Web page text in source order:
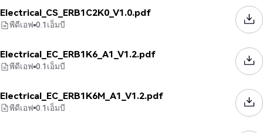
Electrical_CS_ERB1C2K0_V1.0.pdf
พีดีเอฟ 0.1เอ็มบี
Electrical_EC_ERB1K6_A1_V1.2.pdf
พีดีเอฟ 0.1เอ็มบี
Electrical_EC_ERB1K6M_A1_V1.2.pdf
พีดีเอฟ 0.1เอ็มบี